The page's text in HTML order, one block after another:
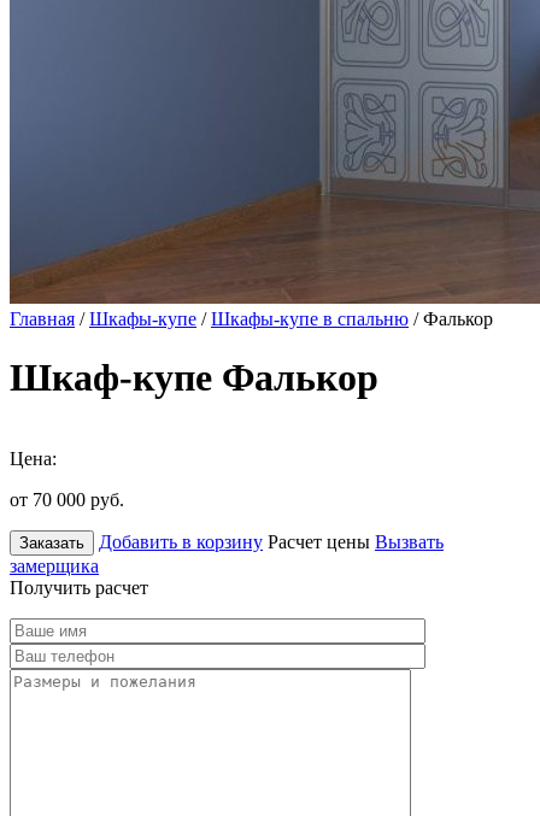
Главная /Шкафы-купе /Шкафы-купе в спальню / Фалькор
Шкаф-купе Фалькор
Цена:
от 70 000 руб.
Заказать Добавить в корзину Расчет цены Вызвать
замерщика
Получить расчет